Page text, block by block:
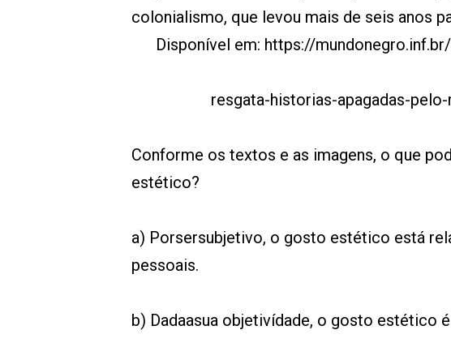
colonialismo, que levou mais de seis anos
Disponível em: https://
resgata-historias-apagadas-
Conforme os textos e as imagens, o que
estético?
a) Porsersubjetivo, o gosto estético está
pessoais.
b) Dadaasua objetivídade, o gosto estético